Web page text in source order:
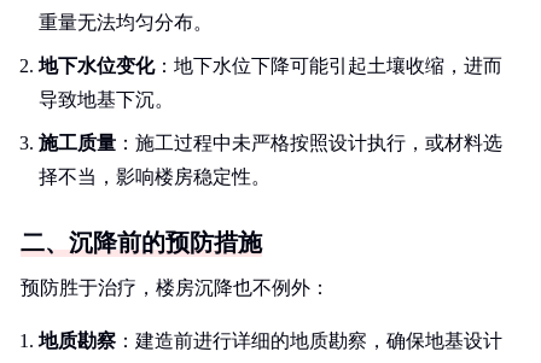
重量无法均匀分布。
地下水位变化：地下水位下降可能引起土壤收缩，进而
导致地基下沉。
施工质量 ：施工过程中未严格按照设计执行，或材料选
择不当，影响楼房稳定性。
二、沉降前的预防措施
预防胜于治疗，楼房沉降也不例外：
地质勘察 ：建造前进行详细的地质勘察，确保地基设计